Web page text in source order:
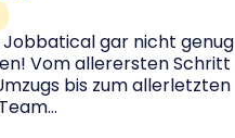
Jobbatical gar nicht genug
Vom allerersten Schritt
bis zum allerletzten